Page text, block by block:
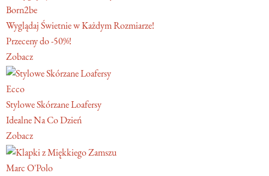
Born2be
Wyglądaj Świetnie w Każdym Rozmiarze!
Przeceny do -50%!
Zobacz
Ecco
Stylowe Skórzane Loafersy
Idealne Na Co Dzień
Zobacz
Marc O'Polo